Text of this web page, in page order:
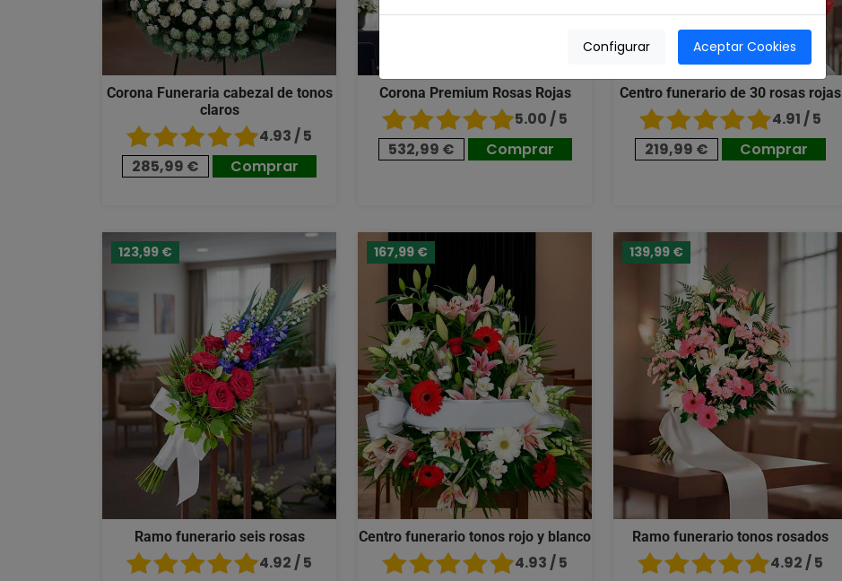
Corona Funeraria cabezal de tonos
claros
4.93 / 5
285,99 €
Comprar
Corona Premium Rosas Rojas
5.00 / 5
532,99 €
Comprar
Centro funerario de 30 rosas rojas
4.91 / 5
219,99 €
Comprar
123,99 €
Ramo funerario seis rosas
4.92 / 5
167,99 €
Centro funerario tonos rojo y blanco
4.93 / 5
139,99 €
Ramo funerario tonos rosados
4.92 / 5
Configurar Aceptar Cookies